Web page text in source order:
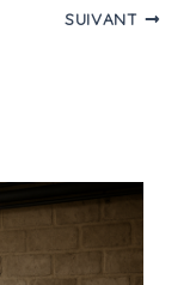
SUIVANT